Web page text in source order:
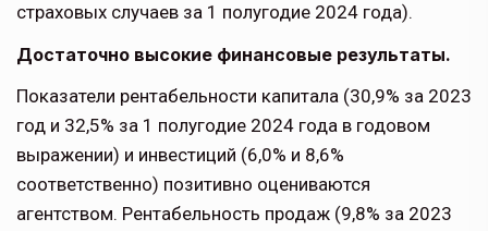
страховых случаев за 1 полугодие 2024 года).
Достаточно высокие финансовые результаты.
Показатели рентабельности капитала (30,9% за 2023
год и 32,5% за 1 полугодие 2024 года в годовом
выражении) и инвестиций (6,0% и 8,6%
соответственно) позитивно оцениваются
агентством. Рентабельность продаж (9,8% за 2023